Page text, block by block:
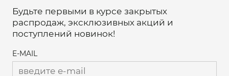
Будьте первыми в курсе закрытых
распродаж, эксклюзивных акций и
поступлений новинок!
E-MAIL